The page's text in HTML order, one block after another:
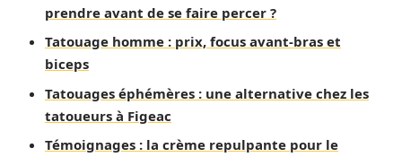
prendre avant de se faire percer ?
Tatouage homme : prix, focus avant-bras et
biceps
Tatouages éphémères : une alternative chez les
tatoueurs à Figeac
Témoignages : la crème repulpante pour le